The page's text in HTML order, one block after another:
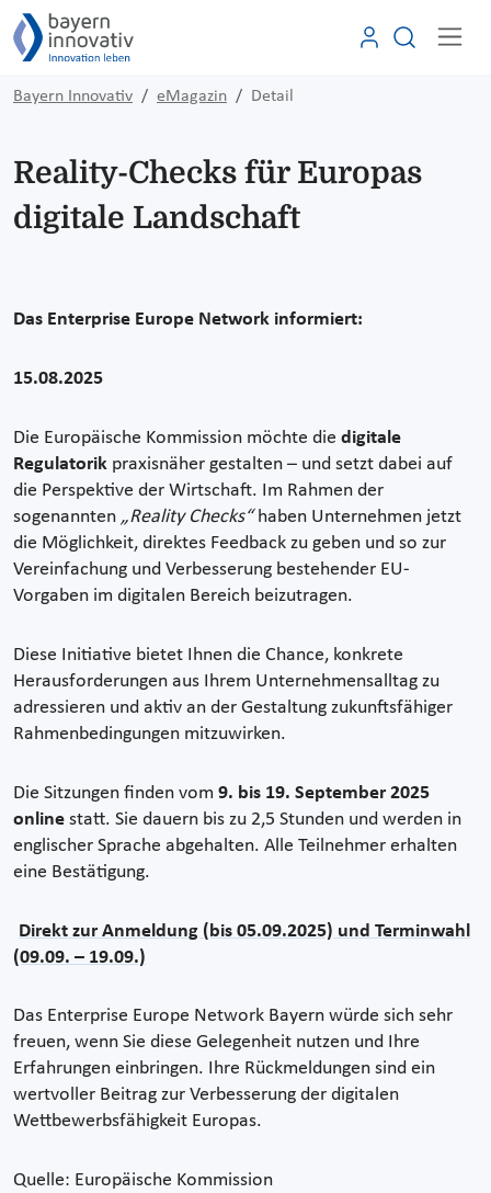
Bayern Innovativ eMagazin Detail
Reality-Checks für Europas
digitale Landschaft
Das Enterprise Europe Network informiert:
15.08.2025
Die Europäische Kommission möchte die digitale
Regulatorik praxisnäher gestalten – und setzt dabei auf
die Perspektive der Wirtschaft. Im Rahmen der
sogenannten „Reality Checks“haben Unternehmen jetzt
die Möglichkeit, direktes Feedback zu geben und so zur
Vereinfachung und Verbesserung bestehender EU-
Vorgaben im digitalen Bereich beizutragen.
Diese Initiative bietet Ihnen die Chance, konkrete
Herausforderungen aus Ihrem Unternehmensalltag zu
adressieren und aktiv an der Gestaltung zukunftsfähiger
Rahmenbedingungen mitzuwirken.
Die Sitzungen finden vom 9. bis 19. September 2025
online statt. Sie dauern bis zu 2,5 Stunden und werden in
englischer Sprache abgehalten. Alle Teilnehmer erhalten
eine Bestätigung.
Direkt zur Anmeldung (bis 05.09.2025) und Terminwahl
(09.09. – 19.09.)
Das Enterprise Europe Network Bayern würde sich sehr
freuen, wenn Sie diese Gelegenheit nutzen und Ihre
Erfahrungen einbringen. Ihre Rückmeldungen sind ein
wertvoller Beitrag zur Verbesserung der digitalen
Wettbewerbsfähigkeit Europas.
Quelle: Europäische Kommission